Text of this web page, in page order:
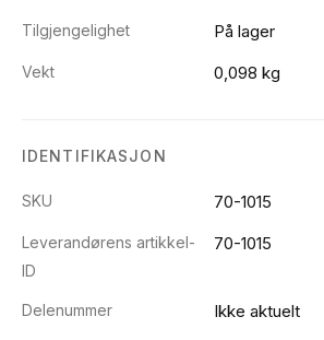
Tilgjengelighet På lager
Vekt 0,098 kg
IDENTIFIKASJON
SKU 70-1015
Leverandørens artikkel-
ID
70-1015
Delenummer Ikke aktuelt